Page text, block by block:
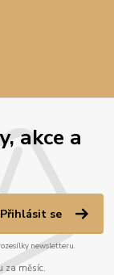
akce a
Přihlásit se
newsletteru.
za měsíc.